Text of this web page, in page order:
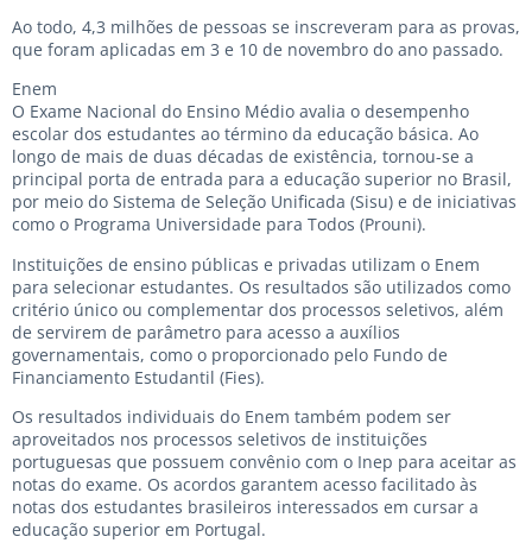
Ao todo, 4,3 milhões de pessoas se inscreveram para as provas,
que foram aplicadas em 3 e 10 de novembro do ano passado.
Enem
O Exame Nacional do Ensino Médio avalia o desempenho
escolar dos estudantes ao término da educação básica. Ao
longo de mais de duas décadas de existência, tornou-se a
principal porta de entrada para a educação superior no Brasil,
por meio do Sistema de Seleção Unificada (Sisu) e de iniciativas
como o Programa Universidade para Todos (Prouni).
Instituições de ensino públicas e privadas utilizam o Enem
para selecionar estudantes. Os resultados são utilizados como
critério único ou complementar dos processos seletivos, além
de servirem de parâmetro para acesso a auxílios
governamentais, como o proporcionado pelo Fundo de
Financiamento Estudantil (Fies).
Os resultados individuais do Enem também podem ser
aproveitados nos processos seletivos de instituições
portuguesas que possuem convênio com o Inep para aceitar as
notas do exame. Os acordos garantem acesso facilitado às
notas dos estudantes brasileiros interessados em cursar a
educação superior em Portugal.